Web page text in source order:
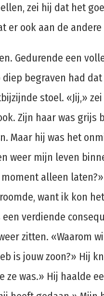
zei hij dat het
er ook aan de
Gedurende een
begraven had
stoel. «Jij,»
Zijn haar was
Maar hij was het
weer mijn leven
alleen
want ik kon
verdiende
zitten. «Waarom
is jouw zoon?» Hij
ze was.» Hij haalde